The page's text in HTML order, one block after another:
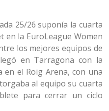
25/26 suponía la cuarta
en la EuroLeague Women
los mejores equipos de
en Tarragona con la
en el Roig Arena, con una
al equipo su cuarta
para cerrar un ciclo